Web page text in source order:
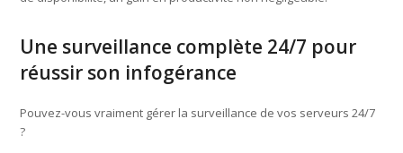
Une surveillance complète 24/7 pour
réussir son infogérance
Pouvez-vous vraiment gérer la surveillance de vos serveurs 24/7
?